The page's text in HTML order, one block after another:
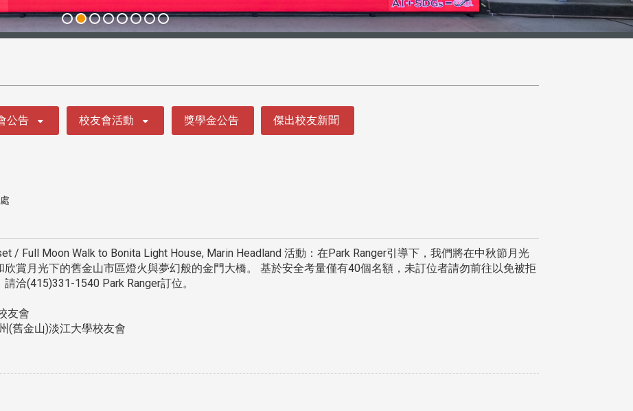
公告 校友會活動 獎學金公告 傑出校友新聞
/ Full Moon Walk to Bonita Light House, Marin Headland 活動：在Park Ranger引導下，我們將在中秋節月光
賞月光下的舊金山市區燈火與夢幻般的金門大橋。 基於安全考量僅有40個名額，未訂位者請勿前往以免被拒
洽(415)331-1540 Park Ranger訂位。
友會
(舊金山)淡江大學校友會